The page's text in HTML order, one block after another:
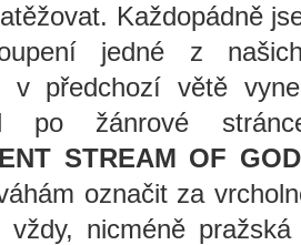
Každopádně
jedné z
v předchozí větě
po žánrové
STREAM OF
označit za
vždy, nicméně